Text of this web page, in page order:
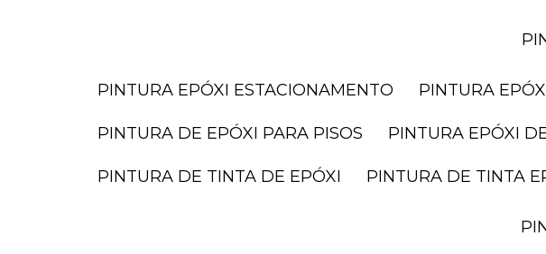
PINTURA EPÓXI ESTACIONAMENTO PINTURA
PINTURA DE EPÓXI PARA PISOS PINTURA EPÓXI
PINTURA DE TINTA DE EPÓXI PINTURA DE TINTA